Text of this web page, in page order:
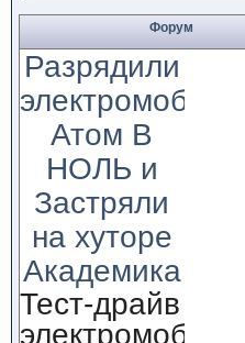
Форум
Разрядили
электромобиль
Атом В
НОЛЬ и
Застряли
на хуторе
Академика
Тест-драйв
электромобиля